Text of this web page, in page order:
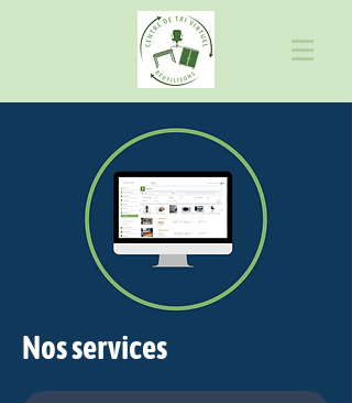
Nos services